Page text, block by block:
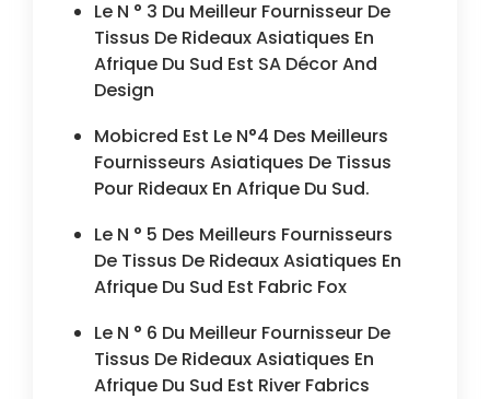
Le N ° 3 Du Meilleur Fournisseur De
Tissus De Rideaux Asiatiques En
Afrique Du Sud Est SA Décor And
Design
Mobicred Est Le N°4 Des Meilleurs
Fournisseurs Asiatiques De Tissus
Pour Rideaux En Afrique Du Sud.
Le N ° 5 Des Meilleurs Fournisseurs
De Tissus De Rideaux Asiatiques En
Afrique Du Sud Est Fabric Fox
Le N ° 6 Du Meilleur Fournisseur De
Tissus De Rideaux Asiatiques En
Afrique Du Sud Est River Fabrics